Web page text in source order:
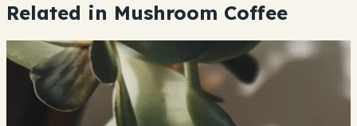
Related in Mushroom Coffee